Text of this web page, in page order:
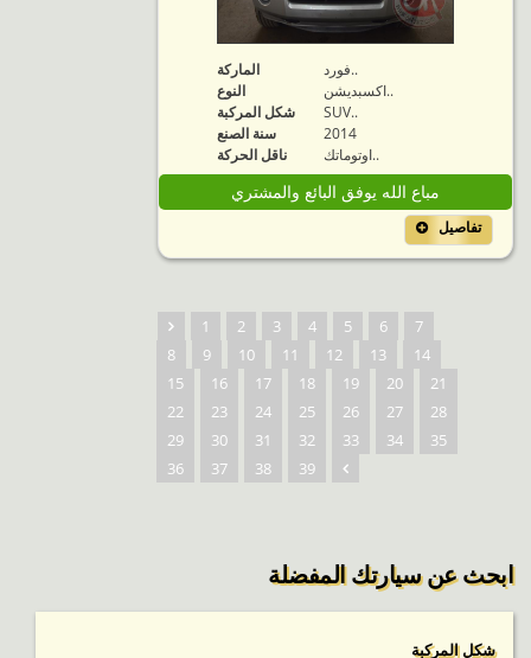
الماركة
فورد..
النوع
اكسبديشن..
شكل المركبة
SUV..
سنة الصنع
2014
ناقل الحركة
اوتوماتك..
مباع الله يوفق البائع والمشتري
تفاصيل
1 2 3 4 5 6
7
8
9 10 11 12 13
14
15
16 17 18 19 20
21
22
23 24 25 26 27
28
29
30 31 32 33 34
35
36
37 38 39
ابحث عن سيارتك المفضلة
شكل المركبة